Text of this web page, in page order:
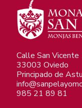
Calle San Vicente
33003 Oviedo
Principado de
985 21 89 81